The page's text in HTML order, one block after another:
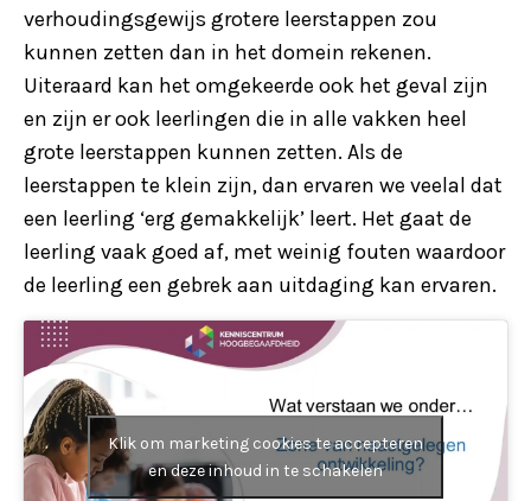
verhoudingsgewijs grotere leerstappen zou
kunnen zetten dan in het domein rekenen.
Uiteraard kan het omgekeerde ook het geval zijn
en zijn er ook leerlingen die in alle vakken heel
grote leerstappen kunnen zetten. Als de
leerstappen te klein zijn, dan ervaren we veelal dat
een leerling ‘erg gemakkelijk’ leert. Het gaat de
leerling vaak goed af, met weinig fouten waardoor
de leerling een gebrek aan uitdaging kan ervaren.
Klik om marketing cookies te accepteren
en deze inhoud in te schakelen